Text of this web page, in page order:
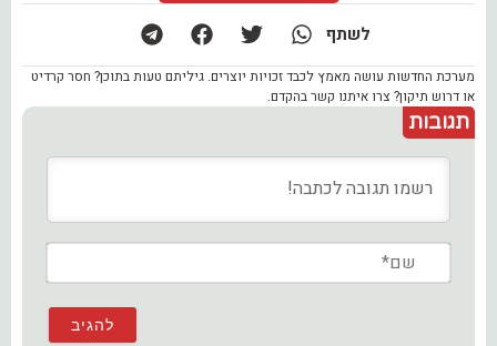
לשתף
מערכת החדשות עושה מאמץ לכבד זכויות יוצרים. גיליתם טעות בתוכן? חסר קרדיט
או דרוש תיקון? צרו איתנו קשר בהקדם.
תגובות